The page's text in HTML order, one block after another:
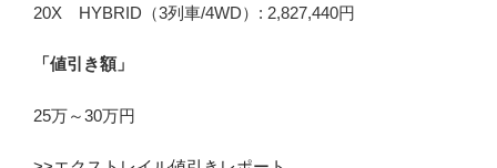
20X HYBRID（3列車/4WD）: 2,827,440円
「値引き額」
25万～30万円